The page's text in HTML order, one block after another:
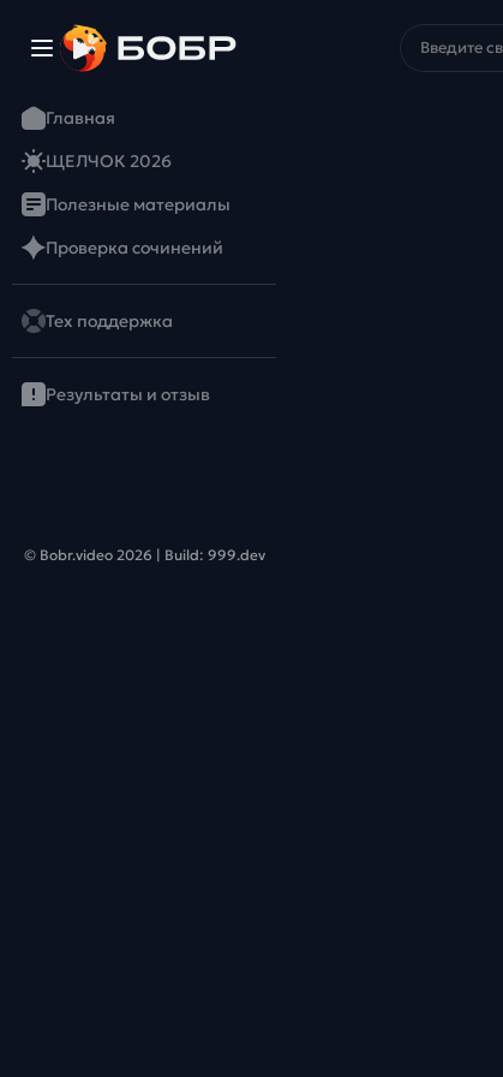
Главная
ЩЕЛЧОК 2026
Полезные материалы
Проверка сочинений
Тех поддержка
Результаты и отзыв
© Bobr.video 2026 | Build: 999.dev